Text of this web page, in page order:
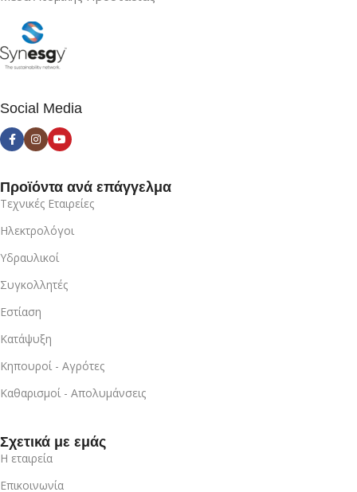
Social Media
Προϊόντα ανά επάγγελμα
Τεχνικές Εταιρείες
Ηλεκτρολόγοι
Υδραυλικοί
Συγκολλητές
Εστίαση
Κατάψυξη
Κηπουροί - Αγρότες
Καθαρισμοί - Απολυμάνσεις
Σχετικά με εμάς
Η εταιρεία
Επικοινωνία